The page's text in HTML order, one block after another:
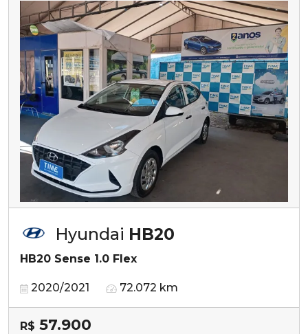
Hyundai HB20
HB20 Sense 1.0 Flex
2020/2021 72.072 km
R$ 57.900